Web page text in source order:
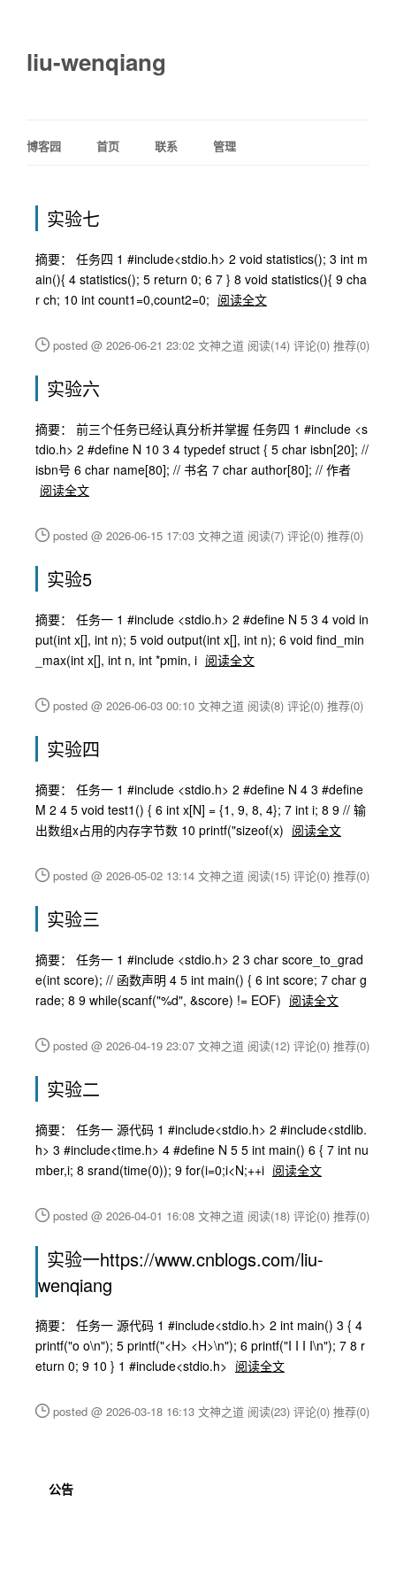
liu-wenqiang
博客园 首页 联系 管理
实验七
摘要： 任务四 1 #include<stdio.h> 2 void statistics(); 3 int m
ain(){ 4 statistics(); 5 return 0; 6 7 } 8 void statistics(){ 9 cha
r ch; 10 int count1=0,count2=0; 阅读全文
posted @ 2026-06-21 23:02 文神之道 阅读(14) 评论(0) 推荐(0)
实验六
摘要： 前三个任务已经认真分析并掌握 任务四 1 #include <s
tdio.h> 2 #define N 10 3 4 typedef struct { 5 char isbn[20]; //
isbn号 6 char name[80]; // 书名 7 char author[80]; // 作者
阅读全文
posted @ 2026-06-15 17:03 文神之道 阅读(7) 评论(0) 推荐(0)
实验5
摘要： 任务一 1 #include <stdio.h> 2 #define N 5 3 4 void in
put(int x[], int n); 5 void output(int x[], int n); 6 void find_min
_max(int x[], int n, int *pmin, i 阅读全文
posted @ 2026-06-03 00:10 文神之道 阅读(8) 评论(0) 推荐(0)
实验四
摘要： 任务一 1 #include <stdio.h> 2 #define N 4 3 #define
M 2 4 5 void test1() { 6 int x[N] = {1, 9, 8, 4}; 7 int i; 8 9 // 输
出数组x占用的内存字节数 10 printf("sizeof(x) 阅读全文
posted @ 2026-05-02 13:14 文神之道 阅读(15) 评论(0) 推荐(0)
实验三
摘要： 任务一 1 #include <stdio.h> 2 3 char score_to_grad
e(int score); // 函数声明 4 5 int main() { 6 int score; 7 char g
rade; 8 9 while(scanf("%d", &score) != EOF) 阅读全文
posted @ 2026-04-19 23:07 文神之道 阅读(12) 评论(0) 推荐(0)
实验二
摘要： 任务一 源代码 1 #include<stdio.h> 2 #include<stdlib.
h> 3 #include<time.h> 4 #define N 5 5 int main() 6 { 7 int nu
mber,i; 8 srand(time(0)); 9 for(i=0;i<N;++i 阅读全文
posted @ 2026-04-01 16:08 文神之道 阅读(18) 评论(0) 推荐(0)
实验一https://www.cnblogs.com/liu-
wenqiang
摘要： 任务一 源代码 1 #include<stdio.h> 2 int main() 3 { 4
printf("o o\n"); 5 printf("<H> <H>\n"); 6 printf("I I I I\n"); 7 8 r
eturn 0; 9 10 } 1 #include<stdio.h> 阅读全文
posted @ 2026-03-18 16:13 文神之道 阅读(23) 评论(0) 推荐(0)
公告